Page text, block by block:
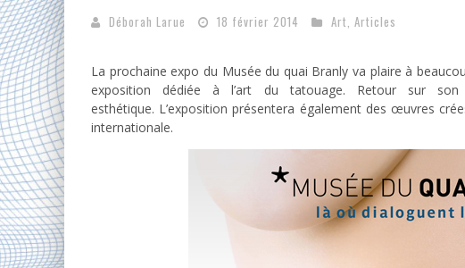
Déborah Larue 18 février 2014 Art, Articles
La prochaine expo du Musée du quai Branly va plaire à
exposition dédiée à l’art du tatouage. Retour sur
esthétique. L’exposition présentera également des œuvres
internationale.